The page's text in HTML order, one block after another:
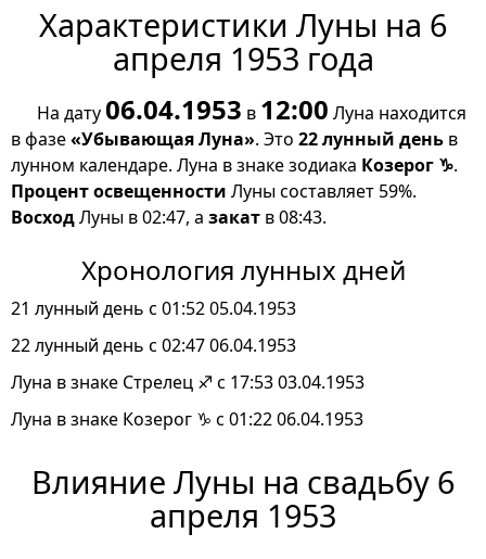
Характеристики Луны на 6
апреля 1953 года
На дату06.04.1953 в 12:00 Луна находится
в фазе«Убывающая Луна». Это 22 лунный день в
лунном календаре. Луна в знаке зодиака Козерог ♑.
Процент освещенности Луны составляет 59%.
ВосходЛуны в 02:47, а закат в 08:43.
Хронология лунных дней
21 лунный день с 01:52 05.04.1953
22 лунный день с 02:47 06.04.1953
Луна в знаке Стрелец ♐ с 17:53 03.04.1953
Луна в знаке Козерог ♑ с 01:22 06.04.1953
Влияние Луны на свадьбу 6
апреля 1953